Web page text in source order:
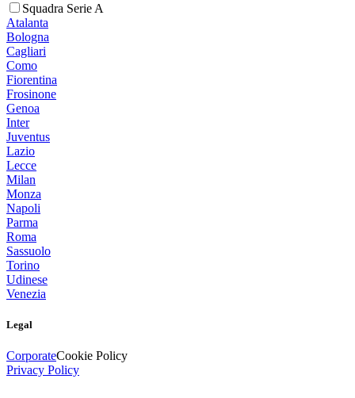
Squadra Serie A
Atalanta
Bologna
Cagliari
Como
Fiorentina
Frosinone
Genoa
Inter
Juventus
Lazio
Lecce
Milan
Monza
Napoli
Parma
Roma
Sassuolo
Torino
Udinese
Venezia
Legal
CorporateCookie Policy
Privacy Policy